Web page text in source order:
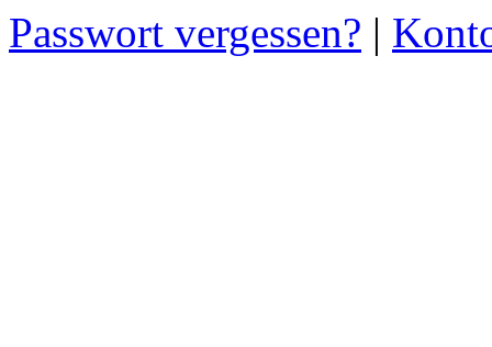
Passwort vergessen? |